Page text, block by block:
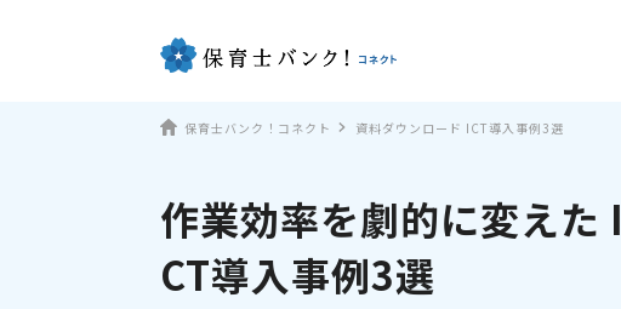
保育士バンク！コネクト 資料ダウンロード ICT導入事例3選
作業効率を劇的に変えた I
CT導入事例3選